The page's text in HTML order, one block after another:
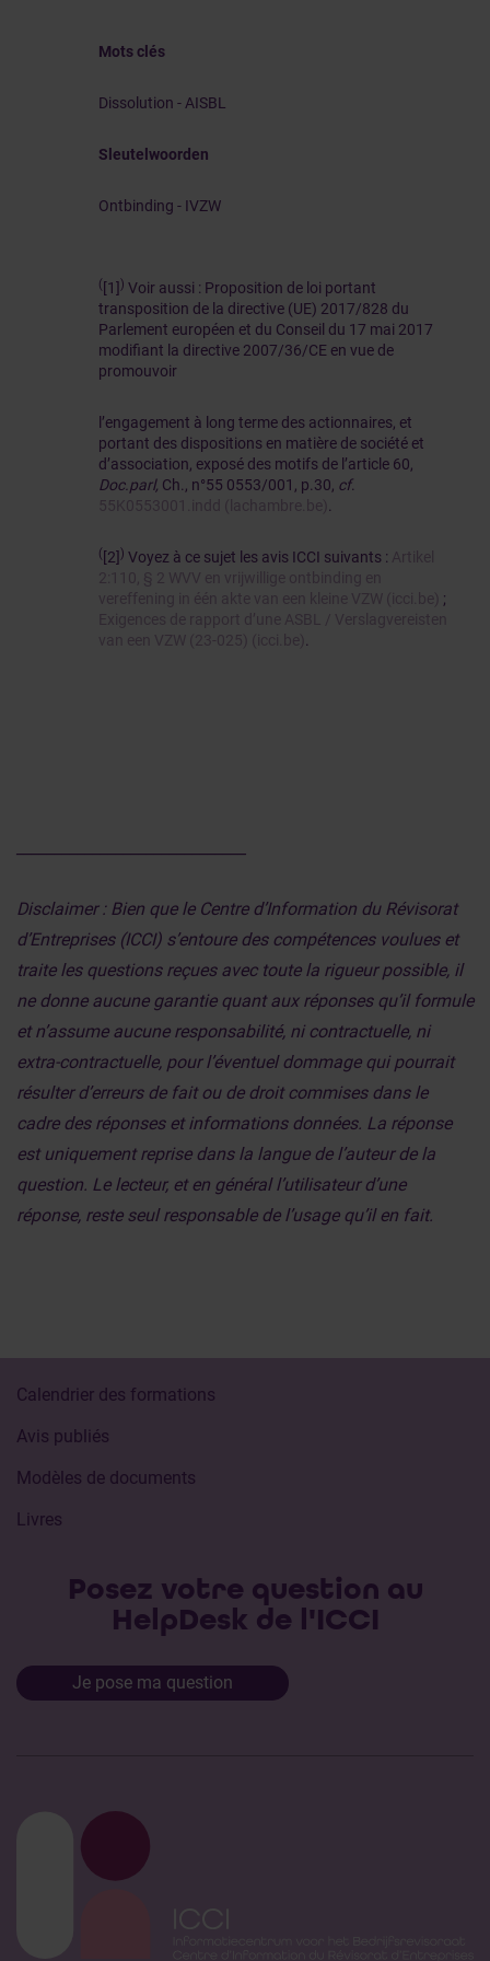
Mots clés
Dissolution - AISBL
Sleutelwoorden
Ontbinding - IVZW
( [1] ) Voir aussi : Proposition de loi portant
transposition de la directive (UE) 2017/828 du
Parlement européen et du Conseil du 17 mai 2017
modifiant la directive 2007/36/CE en vue de
promouvoir
l’engagement à long terme des actionnaires, et
portant des dispositions en matière de société et
d’association, exposé des motifs de l’article 60,
Doc.parl, Ch., n°55 0553/001, p.30, cf.
55K0553001.indd (lachambre.be)
( [2] ) Voyez à ce sujet les avis ICCI suivants : Artikel
2:110, § 2 WVV en vrijwillige ontbinding en
vereffening in één akte van een kleine VZW (icci.be) ;
Exigences de rapport d’une ASBL / Verslagvereisten
van een VZW (23-025) (icci.be)
Disclaimer : Bien que le Centre d’Information du Révisorat
d’Entreprises (ICCI) s’entoure des compétences voulues et
traite les questions reçues avec toute la rigueur possible, il
ne donne aucune garantie quant aux réponses qu’il formule
et n’assume aucune responsabilité, ni contractuelle, ni
extra-contractuelle, pour l’éventuel dommage qui pourrait
résulter d’erreurs de fait ou de droit commises dans le
cadre des réponses et informations données. La réponse
est uniquement reprise dans la langue de l’auteur de la
question. Le lecteur, et en général l’utilisateur d’une
réponse, reste seul responsable de l’usage qu’il en fait.
Calendrier des formations
Avis publiés
Modèles de documents
Livres
Posez votre question au
HelpDesk de l'ICCI
Je pose ma question